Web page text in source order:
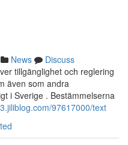
News
Discuss
tillgänglighet och reglering
även som andra
i Sverige . Bestämmelserna
97617000/text